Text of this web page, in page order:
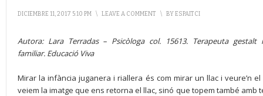
DICIEMBRE 11, 2017 5:10 PM \ LEAVE A COMMENT \ BYESPAITCI
Autora: Lara Terradas – Psicòloga col. 15613. Terapeuta
familiar. Educació Viva
Mirar la infància juganera i riallera és com mirar un llac i veure’n
veiem la imatge que ens retorna el llac, sinó que topem també amb